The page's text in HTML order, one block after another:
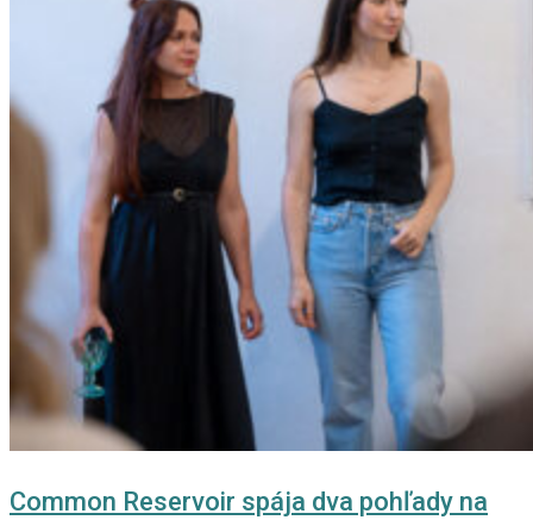
Common Reservoir spája dva pohľady na